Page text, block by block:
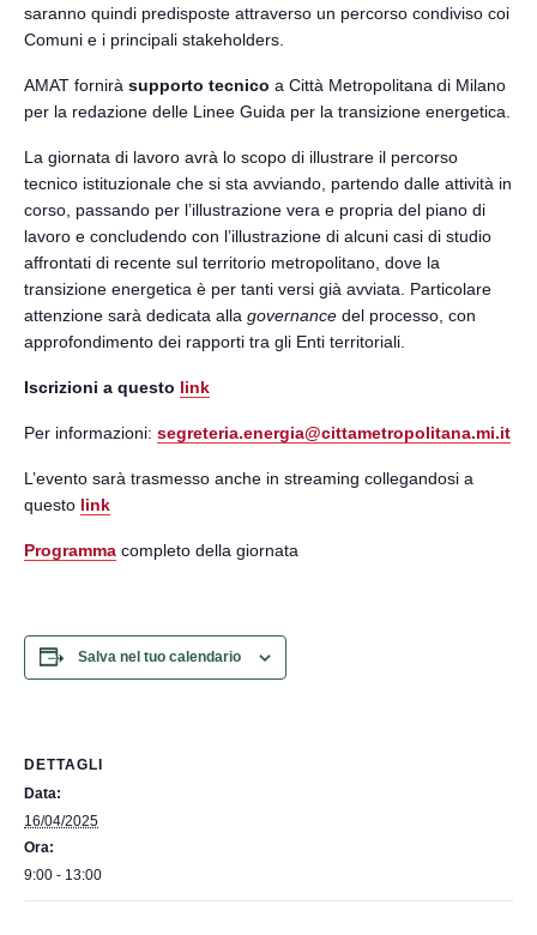
saranno quindi predisposte attraverso un percorso condiviso coi
Comuni e i principali stakeholders.
AMAT fornirà supporto tecnico a Città Metropolitana di Milano
per la redazione delle Linee Guida per la transizione energetica.
La giornata di lavoro avrà lo scopo di illustrare il percorso
tecnico istituzionale che si sta avviando, partendo dalle attività in
corso, passando per l’illustrazione vera e propria del piano di
lavoro e concludendo con l’illustrazione di alcuni casi di studio
affrontati di recente sul territorio metropolitano, dove la
transizione energetica è per tanti versi già avviata. Particolare
attenzione sarà dedicata alla governance del processo, con
approfondimento dei rapporti tra gli Enti territoriali.
Iscrizioni a questo link
Per informazioni: segreteria.energia@cittametropolitana.mi.it
L’evento sarà trasmesso anche in streaming collegandosi a
questo link
Programma completo della giornata
Salva nel tuo calendario
DETTAGLI
Data:
16/04/2025
Ora:
9:00 - 13:00